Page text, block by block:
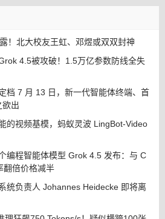
！北大校友王虹、邓煜或双双封神
4.5被攻破！1.5万亿参数防线全失
档 7 月 13 日，新一代智能体终端、首
欲出
的视频基模，蚂蚁灵波 LingBot-Video
编程智能体模型 Grok 4.5 发布：与 C
翻倍价格减半
统负责人 Johannes Heidecke 即将离
狂飙750 Tokens/s！疑似横跨100张